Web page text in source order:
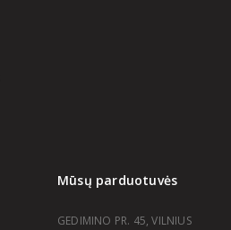
Mūsų parduotuvės
GEDIMINO PR. 45, VILNIUS